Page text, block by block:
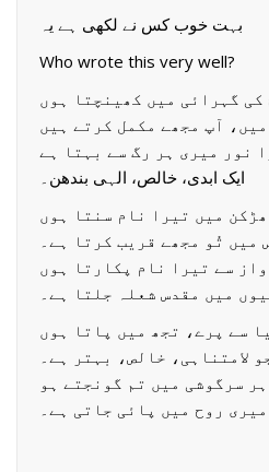
بہت خوب کس نے لکھی ہے یہ
Who wrote this very well?
نور میری ہر رگ سے بہتا ہے
ایک ابدی، خالص، الہی بندھن۔
میں تیرا نام سنتا ہوں
میں تُو مجھے قریب کرتا ہے۔
سے تیرا نام پکارتا ہوں
میں مقدس شعلہ جلتا ہے۔
لامتناہی، خالص، بہتر ہے۔
ہر سرگوشی میں تم گونجتے ہو
روح میں پائی جاتی ہے۔